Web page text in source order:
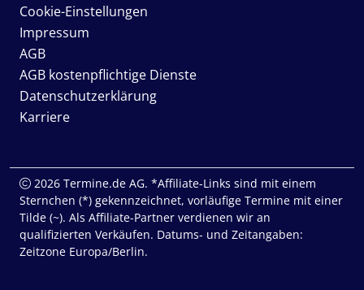
Cookie-Einstellungen
Impressum
AGB
AGB kostenpflichtige Dienste
Datenschutzerklärung
Karriere
2026 Termine.de AG. *Affiliate-Links sind mit einem
Sternchen (*) gekennzeichnet, vorläufige Termine mit einer
Tilde (~). Als Affiliate-Partner verdienen wir an
qualifizierten Verkäufen. Datums- und Zeitangaben:
Zeitzone Europa/Berlin.